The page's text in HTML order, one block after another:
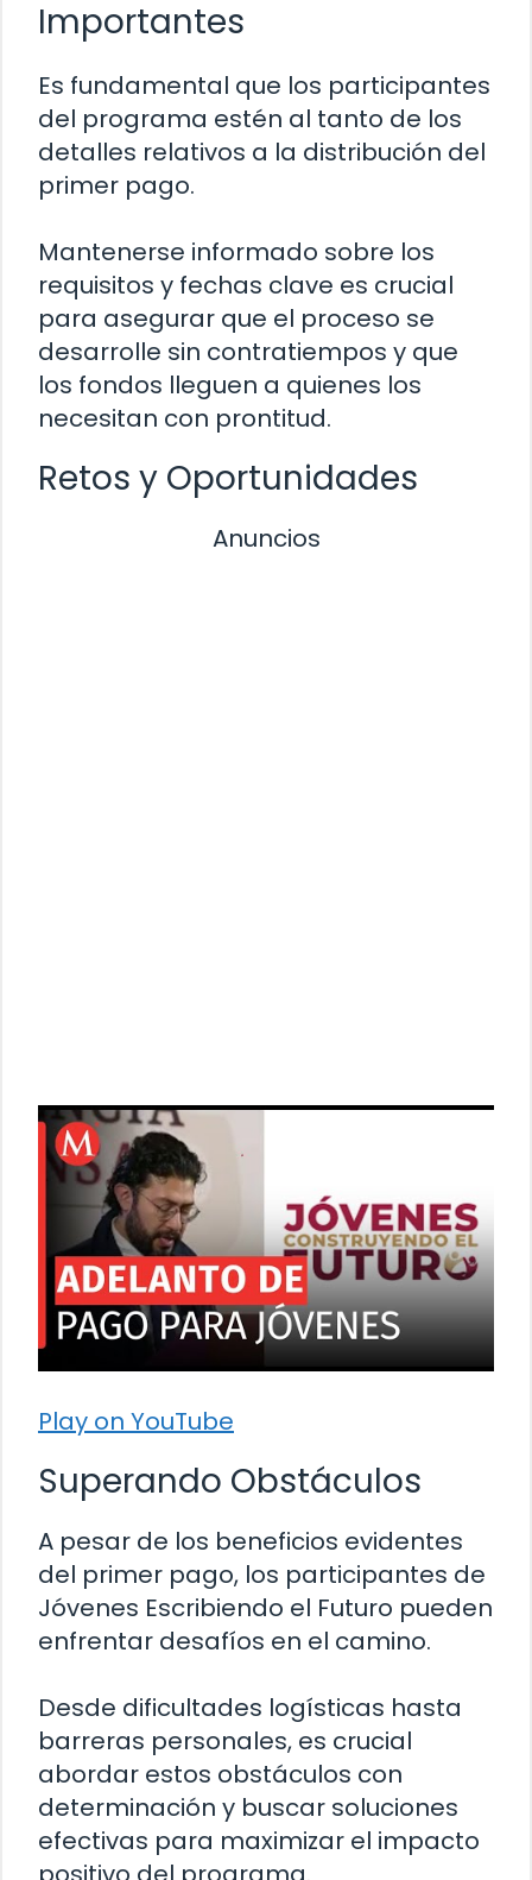
Importantes
Es fundamental que los participantes
del programa estén al tanto de los
detalles relativos a la distribución del
primer pago.
Mantenerse informado sobre los
requisitos y fechas clave es crucial
para asegurar que el proceso se
desarrolle sin contratiempos y que
los fondos lleguen a quienes los
necesitan con prontitud.
Retos y Oportunidades
Anuncios
Play on YouTube
Superando Obstáculos
A pesar de los beneficios evidentes
del primer pago, los participantes de
Jóvenes Escribiendo el Futuro pueden
enfrentar desafíos en el camino.
Desde dificultades logísticas hasta
barreras personales, es crucial
abordar estos obstáculos con
determinación y buscar soluciones
efectivas para maximizar el impacto